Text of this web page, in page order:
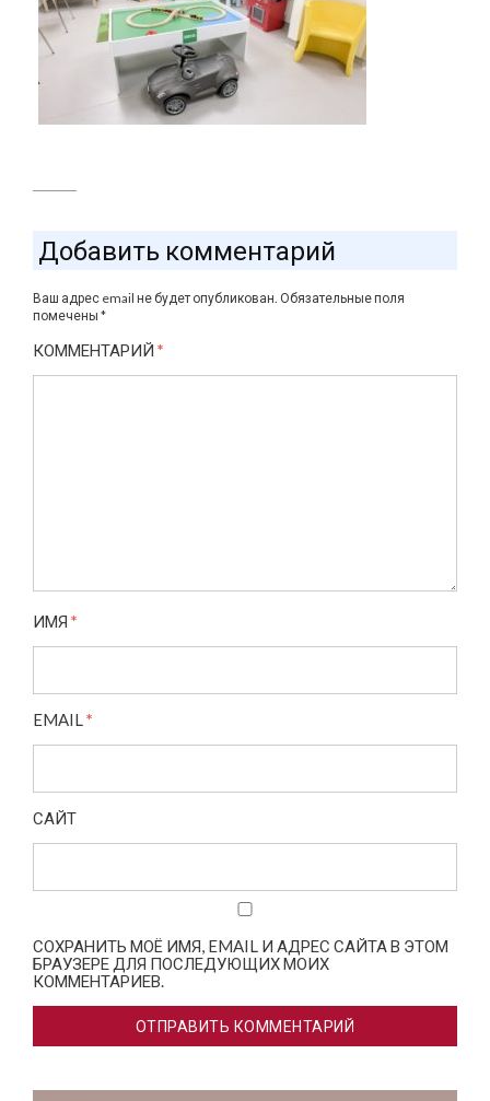
Добавить комментарий
Ваш адрес email не будет опубликован. Обязательные поля
помечены *
КОММЕНТАРИЙ *
ИМЯ *
EMAIL*
САЙТ
СОХРАНИТЬ МОЁ ИМЯ, EMAIL И АДРЕС САЙТА В ЭТОМ
БРАУЗЕРЕ ДЛЯ ПОСЛЕДУЮЩИХ МОИХ
КОММЕНТАРИЕВ.